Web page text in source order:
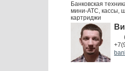
Банковская
мини-АТС, кассы,
картриджи